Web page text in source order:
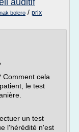
auditif
bolero / prix
Comment cela
le test
un test
l'hérédité n'est